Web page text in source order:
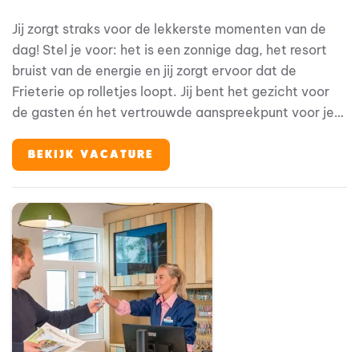
Jij zorgt straks voor de lekkerste momenten van de
dag! Stel je voor: het is een zonnige dag, het resort
bruist van de energie en jij zorgt ervoor dat de
Frieterie op rolletjes loopt. Jij bent het gezicht voor
de gasten én het vertrouwde aanspreekpunt voor je
werk zo leuk. Bij Familie Resort Molenwaard draait
alles om beleving. Onze gasten -gezinnen met jonge
draagt daar elke dag aan bij, met een glimlach en een
goed bakje friet, heerlijke pizza of vers geschept ijsje
geserveerd vanuit de Frieterie.
BEKIJK VACATURE